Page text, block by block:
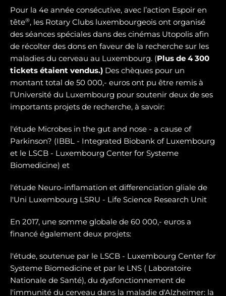
Pour la 4e année consécutive, avec l’action Espoir en
tête®, les Rotary Clubs luxembourgeois ont organisé
des séances spéciales dans des cinémas Utopolis afin
de récolter des dons en faveur de la recherche sur les
maladies du cerveau au Luxembourg. (Plus de 4 300
tickets étaient vendus.) Des chèques pour un
montant total de 50 000,- euros ont pu être remis à
l’Université du Luxembourg pour soutenir deux de ses
importants projets de recherche, à savoir:
l'étude Microbes in the gut and nose - a cause of
Parkinson? (IBBL - Integrated Biobank of Luxembourg
et le LSCB - Luxembourg Center for Systeme
Biomedicine) et
l'étude Neuro-inflamation et differenciation gliale de
l'Uni Luxembourg LSRU - Life Science Research Unit
En 2017, une somme globale de 60 000,- euros a
financé également deux projets:
l'étude, soutenue par le LSCB - Luxembourg Center for
Systeme Biomedicine et par le LNS ( Laboratoire
Nationale de Santé), du dysfonctionnement de
l'immunité du cerveau dans la maladie d'Alzheimer: la